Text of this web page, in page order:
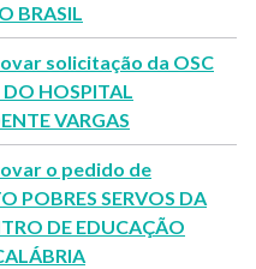
BRASIL
solicitação da OSC
HOSPITAL
VARGAS
o pedido de
POBRES SERVOS DA
DE EDUCAÇÃO